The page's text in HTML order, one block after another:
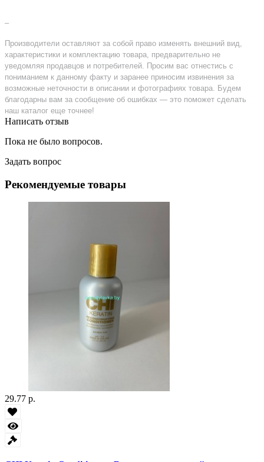
–
Производители оставляют за собой право изменять внешний вид,
характеристики и комплектацию товара, предварительно не
уведомляя продавцов и потребителей. Просим вас отнестись с
пониманием к данному факту и заранее приносим извинения за
возможные неточности в описании и фотографиях товара. Будем
благодарны вам за сообщение об ошибках — это поможет сделать
наш каталог еще точнее!
Написать отзыв
Пока не было вопросов.
Задать вопрос
Рекомендуемые товары
29.77 р.